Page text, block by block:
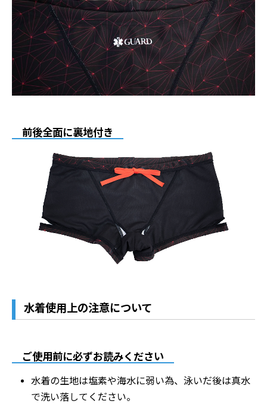
前後全面に裏地付き
水着使用上の注意について
ご使用前に必ずお読みください
水着の生地は塩素や海水に弱い為、泳いだ後は真水
で洗い落してください。